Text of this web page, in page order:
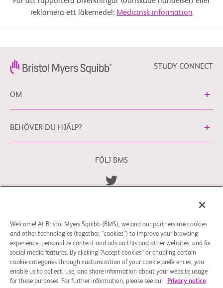
reklamera ett läkemedel: Medicinsk information
STUDY CONNECT
OM
BEHÖVER DU HJÄLP?
FÖLJ BMS
Du kan kontakta vårt dataskyddsombud för EU
EUDPO@BMS.com
för att utöva de
dataskyddsrättigheter du kan ha eller om du har
funderingar eller frågor kring hur dina personuppgifter
hanteras av Bristol Myers Squibb Company.
Welcome! At Bristol Myers Squibb (BMS), we and our partners use cookies
and other technologies (together, “cookies”) to improve your browsing
experience, personalize content and ads on this and other websites, and for
social media features. By clicking “Accept cookies” or enabling certain
cookie categories through customization of your cookie preferences, you
enable us to collect, use, and share information about your website usage
for these purposes. For further information, please see our
Privacy notice